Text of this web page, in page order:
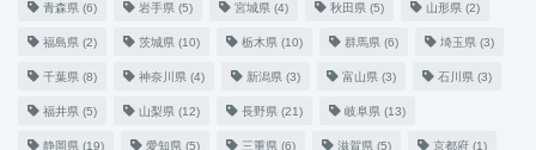
青森県 (6) 岩手県 (5) 宮城県 (4) 秋田県 (5) 山形県 (2)
福島県 (2) 茨城県 (10) 栃木県 (10) 群馬県 (6) 埼玉県 (3)
千葉県 (8) 神奈川県 (4) 新潟県 (3) 富山県 (3) 石川県 (3)
福井県 (5) 山梨県 (12) 長野県 (21) 岐阜県 (13)
静岡県 (19) 愛知県 (5) 三重県 (6) 滋賀県 (5) 京都府 (1)